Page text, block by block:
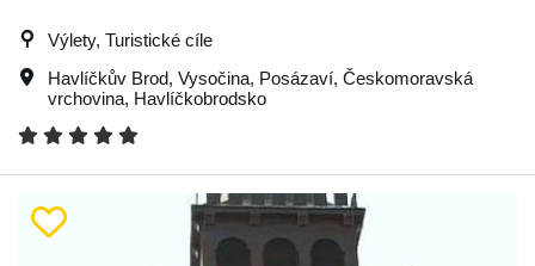
Výlety, Turistické cíle
Havlíčkův Brod, Vysočina, Posázaví, Českomoravská
vrchovina, Havlíčkobrodsko